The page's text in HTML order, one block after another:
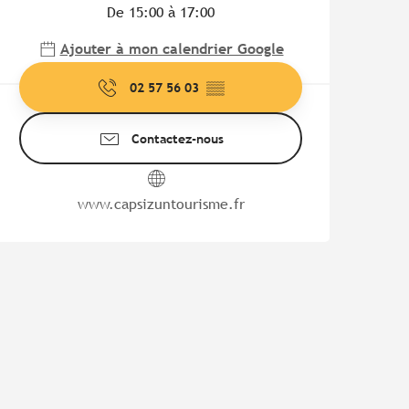
De 15:00 à 17:00
Ajouter à mon calendrier Google
02 57 56 03 ▒▒
Contactez-nous
www.capsizuntourisme.fr